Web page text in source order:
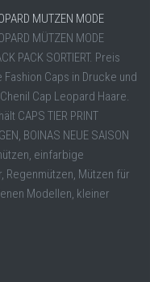
MUTZEN MODE
MÜTZEN MODE
PACK SORTIERT. Preis
Fashion Caps in Drucke und
Cap Leopard Haare.
CAPS TIER PRINT
BOINAS NEUE SAISON
einfarbige
Regenmützen, Mützen für
Modellen, kleiner